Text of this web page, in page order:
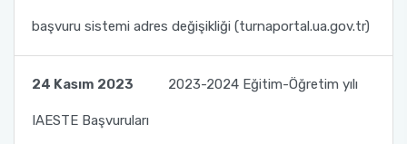
başvuru sistemi adres değişikliği (turnaportal.ua.gov.tr)
24 Kasım 2023 2023-2024 Eğitim-Öğretim yılı
IAESTE Başvuruları